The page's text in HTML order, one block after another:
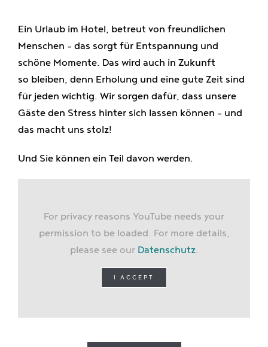
Jobs
Ein Urlaub im Hotel, betreut von freundlichen
Menschen – das sorgt für Entspannung und
schöne Momente. Das wird auch in Zukunft
so bleiben, denn Erholung und eine gute Zeit sind
für jeden wichtig. Wir sorgen dafür, dass unsere
Gäste den Stress hinter sich lassen können – und
das macht uns stolz!
Und Sie können ein Teil davon werden.
For privacy reasons YouTube needs your
permission to be loaded. For more details,
please see our Datenschutz.
I ACCEPT